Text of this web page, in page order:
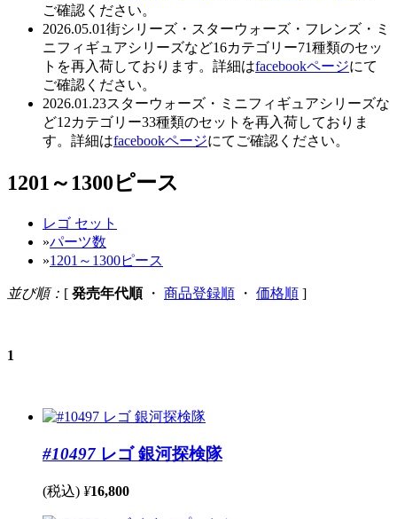
ご確認ください。
2026.05.01街シリーズ・スターウォーズ・フレンズ・ミ
ニフィギュアシリーズなど16カテゴリー71種類のセッ
トを再入荷しております。詳細はfacebookページにて
ご確認ください。
2026.01.23スターウォーズ・ミニフィギュアシリーズな
ど12カテゴリー33種類のセットを再入荷しておりま
す。詳細はfacebookページにてご確認ください。
1201～1300ピース
レゴ セット
»パーツ数
»1201～1300ピース
並び順： [ 発売年代順・ 商品登録順 ・ 価格順 ]
1
#10497 レゴ 銀河探検隊
(税込) ¥16,800